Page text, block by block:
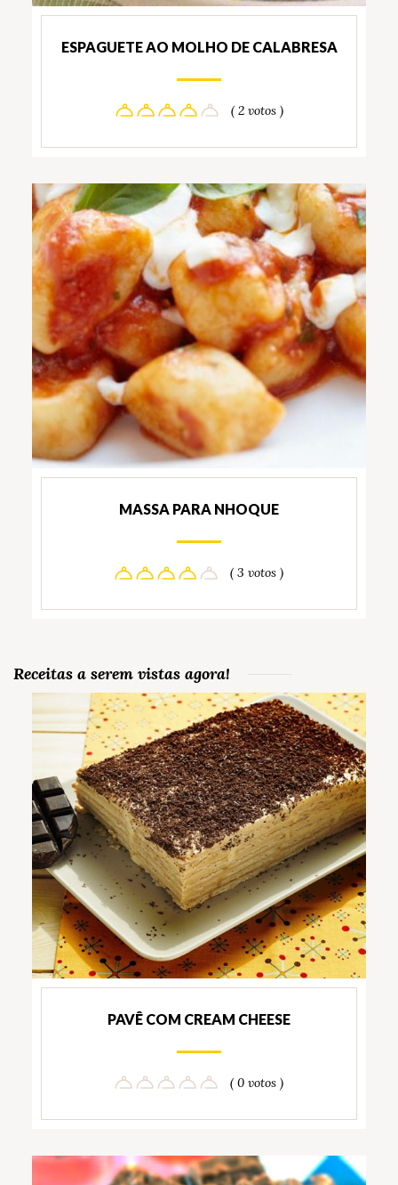
ESPAGUETE AO MOLHO DE CALABRESA
( 2 votos )
MASSA PARA NHOQUE
( 3 votos )
Receitas a serem vistas agora!
PAVÊ COM CREAM CHEESE
( 0 votos )